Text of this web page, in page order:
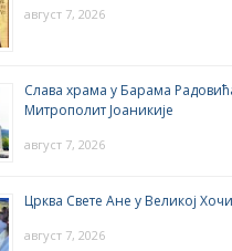
август 7, 2026
Слава храма у Барама
Митрополит Јоаникије
август 7, 2026
Црква Свете Ане у Великој
август 7, 2026